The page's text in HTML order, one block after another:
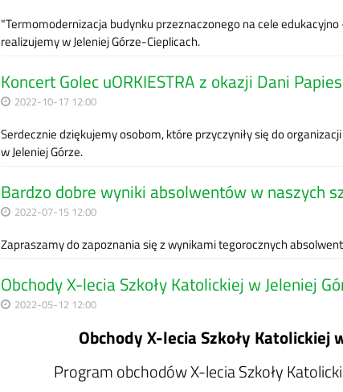
"Termomodernizacja budynku przeznaczonego na cele
realizujemy w Jeleniej Górze-Cieplicach.
Koncert Golec uORKIESTRA z okazji Dani
2022-10-17 12:00
Serdecznie dziękujemy osobom, które przyczyniły się do
w Jeleniej Górze.
Bardzo dobre wyniki absolwentów w naszych
2022-07-15 12:00
Zapraszamy do zapoznania się z wynikami tegorocznych
Obchody X-lecia Szkoły Katolickiej w Jeleniej
2022-05-12 12:00
Obchody X-lecia Szkoły
Program obchodów X-lecia Szkoły